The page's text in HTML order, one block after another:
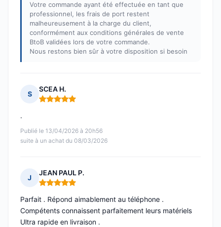
Votre commande ayant été effectuée en tant que
professionnel, les frais de port restent
malheureusement à la charge du client,
conformément aux conditions générales de vente
BtoB validées lors de votre commande.
Nous restons bien sûr à votre disposition si besoin
S
SCEA H.
Note : 5 sur 5
Publié le 13/04/2026 à 20h56
suite à un achat du 08/03/2026
.
J
JEAN PAUL P.
Note : 5 sur 5
Parfait . Répond aimablement au téléphone .
Compétents connaissent parfaitement leurs matériels
Ultra rapide en livraison .